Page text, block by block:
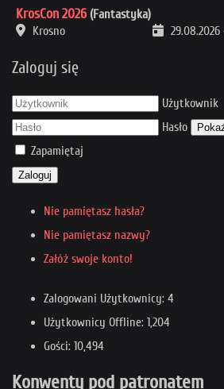
KrosCon 2026 (Fantastyka)
Krosno
29.08.2026
Zaloguj się
Użytkownik
Hasło
Zapamiętaj
Zaloguj
Nie pamiętasz hasła?
Nie pamiętasz nazwy?
Załóż swoje konto!
Zalogowani Użytkownicy: 4
Użytkownicy Offline: 1,204
Gości: 10,494
Konwenty pod patronatem